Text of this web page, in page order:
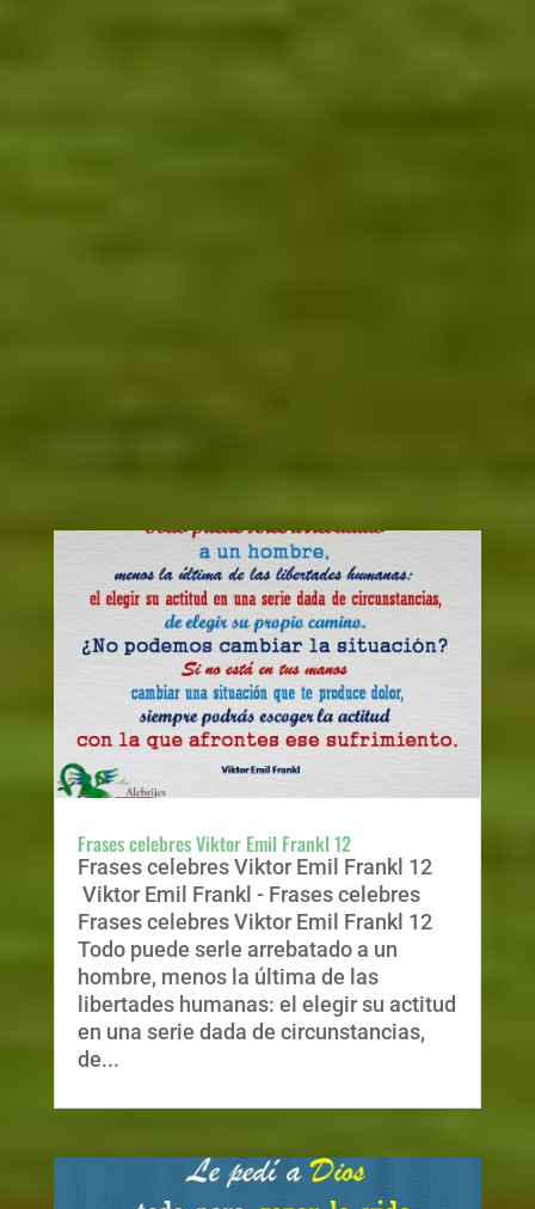
Frases celebres Viktor Emil Frankl 12
Frases celebres Viktor Emil Frankl 12
Viktor Emil Frankl - Frases celebres
Frases celebres Viktor Emil Frankl 12
Todo puede serle arrebatado a un
hombre, menos la última de las
libertades humanas: el elegir su actitud
en una serie dada de circunstancias,
de...